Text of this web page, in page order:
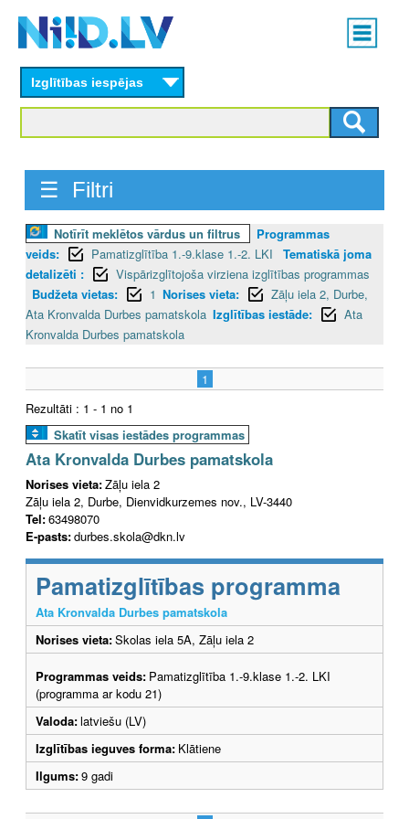
content
Main
menu
Izglītības iespējas
☰ Filtri
Notīrīt meklētos vārdus un filtrus
Programmas
veids:
Pamatizglītība 1.-9.klase 1.-2. LKI
Tematiskā joma
detalizēti :
Vispārizglītojoša virziena izglītības programmas
Budžeta vietas:
1 Norises vieta:
Zāļu iela 2, Durbe,
Ata Kronvalda Durbes pamatskola Izglītības iestāde:
Ata
Kronvalda Durbes pamatskola
1
Rezultāti : 1 - 1 no 1
Skatīt visas iestādes programmas
Ata Kronvalda Durbes pamatskola
Norises vieta:Zāļu iela 2
Zāļu iela 2, Durbe, Dienvidkurzemes nov., LV-3440
Tel:63498070
E-pasts:durbes.skola@dkn.lv
Pamatizglītības programma
Ata Kronvalda Durbes pamatskola
Norises vieta:Skolas iela 5A, Zāļu iela 2
Programmas veids: Pamatizglītība 1.-9.klase 1.-2. LKI
(programma ar kodu 21)
Valoda:latviešu (LV)
Izglītības ieguves forma: Klātiene
Ilgums:9 gadi